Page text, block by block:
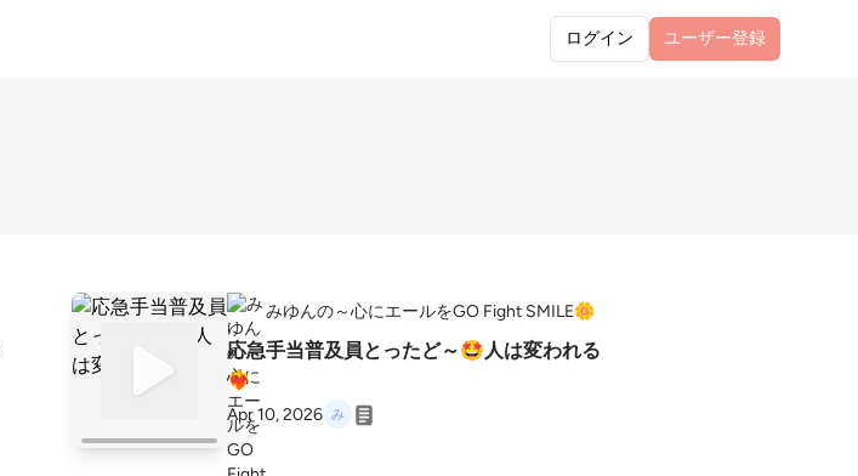
ログイン ユーザー登録
みゆんの～心にエールをGO Fight SMILE🌼
応急手当普及員とったど～🤩人は変われる
❤️‍🔥
Apr 10, 2026